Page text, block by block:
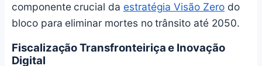
componente crucial da estratégia Visão Zerodo
bloco para eliminar mortes no trânsito até 2050.
Fiscalização Transfronteiriça e Inovação
Digital